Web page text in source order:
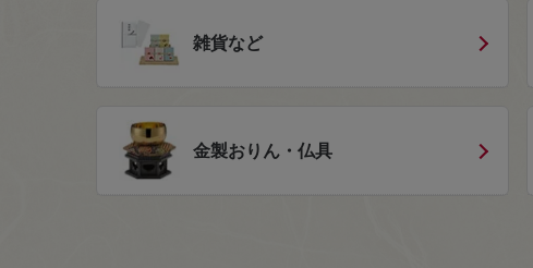
雑貨など
金製おりん・仏具